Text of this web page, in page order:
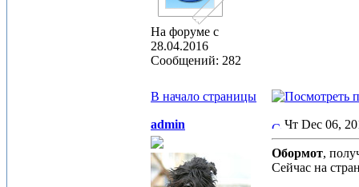
На форуме с
28.04.2016
Сообщений: 282
В начало страницы
admin Чт Dec 06,
Обормот,
Сейчас на